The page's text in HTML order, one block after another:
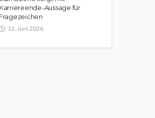
Karriereende-Aussage für
Fragezeichen
12. Juni 2026